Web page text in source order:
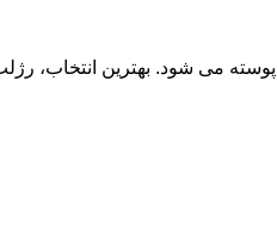
می شود. بهترین انتخاب،